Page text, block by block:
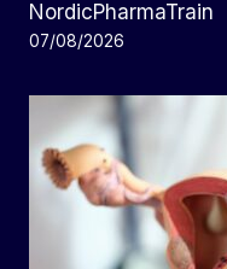
NordicPharmaTrain
07/08/2026